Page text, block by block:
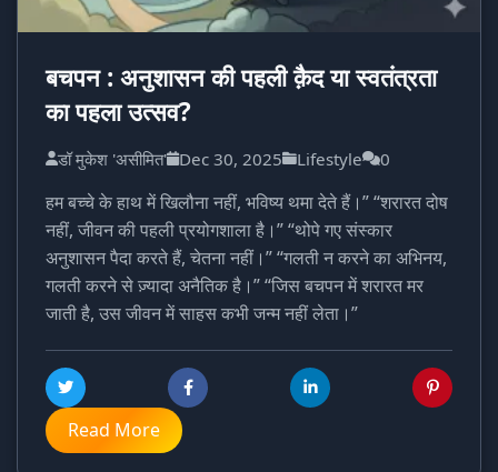
बचपन : अनुशासन की पहली क़ैद या स्वतंत्रता
का पहला उत्सव?
डॉ मुकेश 'असीमित' Dec 30, 2025 Lifestyle 0
हम बच्चे के हाथ में खिलौना नहीं, भविष्य थमा देते हैं।” “शरारत दोष
नहीं, जीवन की पहली प्रयोगशाला है।” “थोपे गए संस्कार
अनुशासन पैदा करते हैं, चेतना नहीं।” “गलती न करने का अभिनय,
गलती करने से ज़्यादा अनैतिक है।” “जिस बचपन में शरारत मर
जाती है, उस जीवन में साहस कभी जन्म नहीं लेता।”
Read More